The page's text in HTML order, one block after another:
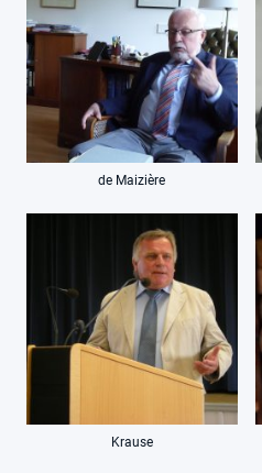
de Maizière
Krause